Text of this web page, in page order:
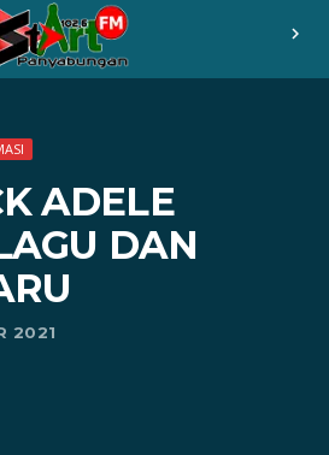
chevron_right
ADELE
DAN
2021